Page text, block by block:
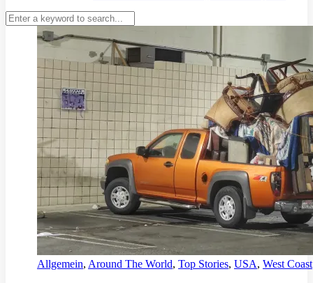
Allgemein, Around The World, Top Stories, USA, West Coast